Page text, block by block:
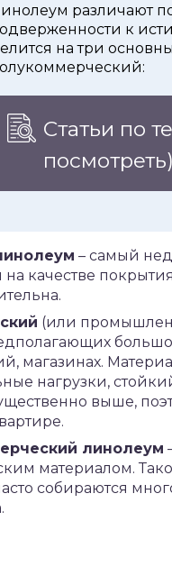
различают
к
на три
Статьи по
– самый
на качестве
(или
магазинах.
нагрузки,
выше,
линолеум
материалом.
собираются